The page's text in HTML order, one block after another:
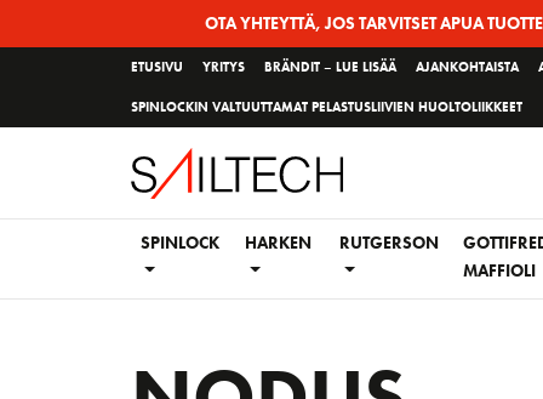
OTA YHTEYTTÄ, JOS TARVITSET APUA
ETUSIVU YRITYS BRÄNDIT – LUE LISÄÄ AJANKOHTAISTA
SPINLOCKIN VALTUUTTAMAT PELASTUSLIIVIEN HUOLTOLIIKKEET
SPINLOCK HARKEN RUTGERSON
MAFFIOLI